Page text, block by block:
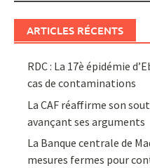
ARTICLES RÉCENTS
RDC : La 17è épidémie
cas de contaminations
La CAF réaffirme son
avançant ses arguments
La Banque centrale de
mesures fermes pour